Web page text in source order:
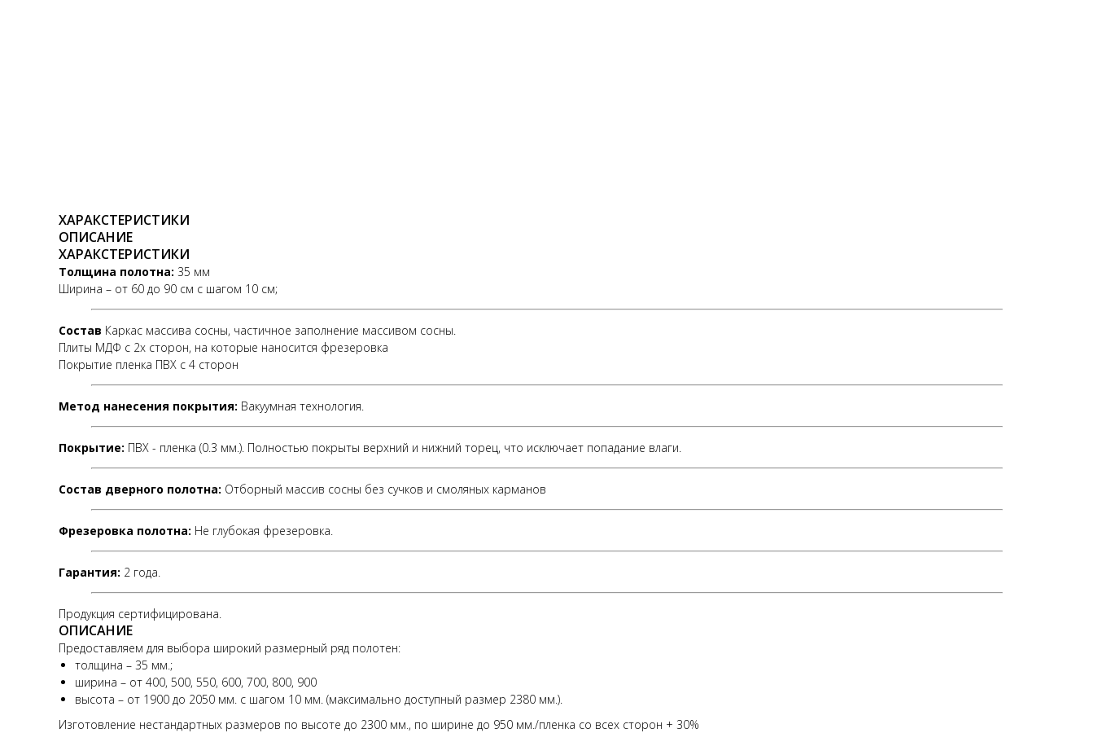
ХАРАКСТЕРИСТИКИ
ОПИСАНИЕ
ХАРАКСТЕРИСТИКИ
Толщина полотна: 35 мм
Ширина – от 60 до 90 см с шагом 10 см;
Состав Каркас массива сосны, частичное заполнение массивом сосны.
Плиты МДФ с 2х сторон, на которые наносится фрезеровка
Покрытие пленка ПВХ с 4 сторон
Метод нанесения покрытия: Вакуумная технология.
Покрытие: ПВХ - пленка (0.3 мм.). Полностью покрыты верхний и нижний торец, что исключает попадание влаги.
Состав дверного полотна: Отборный массив сосны без сучков и смоляных карманов
Фрезеровка полотна: Не глубокая фрезеровка.
Гарантия: 2 года.
Продукция сертифицирована.
ОПИСАНИЕ
Предоставляем для выбора широкий размерный ряд полотен:
толщина – 35 мм.;
ширина – от 400, 500, 550, 600, 700, 800, 900
высота – от 1900 до 2050 мм. с шагом 10 мм. (максимально доступный размер 2380 мм.).
Изготовление нестандартных размеров по высоте до 2300 мм., по ширине до 950 мм./пленка со всех сторон + 30%